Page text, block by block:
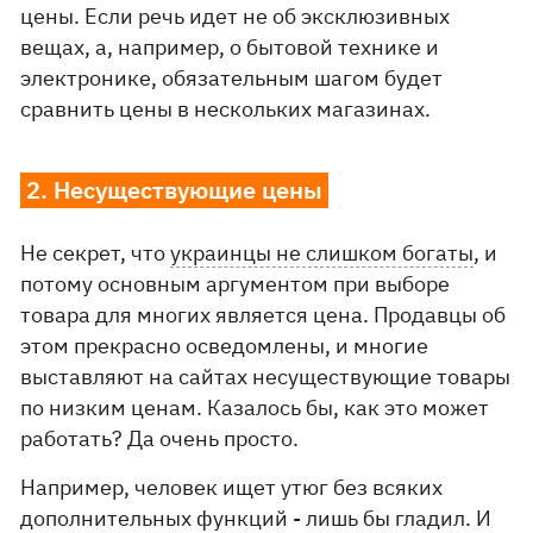
цены. Если речь идет не об эксклюзивных
вещах, а, например, о бытовой технике и
электронике, обязательным шагом будет
сравнить цены в нескольких магазинах.
2. Несуществующие цены
Не секрет, чтоукраинцы не слишком богаты, и
потому основным аргументом при выборе
товара для многих является цена. Продавцы об
этом прекрасно осведомлены, и многие
выставляют на сайтах несуществующие товары
по низким ценам. Казалось бы, как это может
работать? Да очень просто.
Например, человек ищет утюг без всяких
дополнительных функций - лишь бы гладил. И